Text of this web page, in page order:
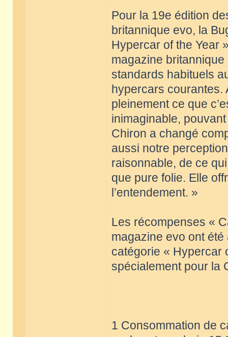
Pour la 19e édition
britannique evo, la
Hypercar of the Year
magazine britannique
standards habituels
hypercars courantes.
pleinement ce que
inimaginable,
Chiron a changé
aussi notre
raisonnable, de ce
que pure folie. Elle
l’entendement. »
Les récompenses «
magazine evo ont
catégorie « Hypercar
spécialement pour la
1 Consommation de